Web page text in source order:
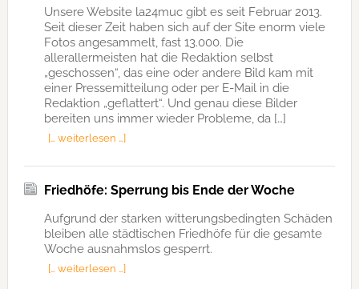
Unsere Website la24muc gibt es seit Februar 2013.
Seit dieser Zeit haben sich auf der Site enorm viele
Fotos angesammelt, fast 13.000. Die
allerallermeisten hat die Redaktion selbst
„geschossen“, das eine oder andere Bild kam mit
einer Pressemitteilung oder per E-Mail in die
Redaktion „geflattert“. Und genau diese Bilder
bereiten uns immer wieder Probleme, da […]
[… weiterlesen …]
Friedhöfe: Sperrung bis Ende der Woche
Aufgrund der starken witterungsbedingten Schäden
bleiben alle städtischen Friedhöfe für die gesamte
Woche ausnahmslos gesperrt.
[… weiterlesen …]